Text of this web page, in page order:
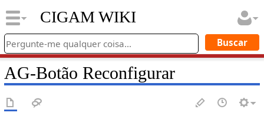
CIGAM WIKI
AG-Botão Reconfigurar